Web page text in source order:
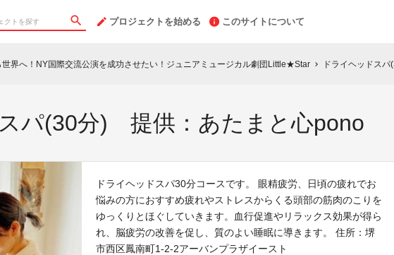
プロジェクトを始める このサイトについて
世界へ！NY国際交流公演を成功させたい！ジュニアミュージカル劇団Little★Star chevron_right ドライヘッドス
パ(30分) 提供：あたまと心pono
ドライヘッドスパ30分コースです。 眼精疲労、日頃の疲れでお
悩みの方におすすめ疲れやストレスからくる頭部の筋肉のこりを
ゆっくりとほぐしていきます。血行促進やリラックス効果が得ら
れ、脳疲労の改善を促し、質のよい睡眠に導きます。 住所：堺
市西区鳳南町1-2-2アーバンプラザイースト